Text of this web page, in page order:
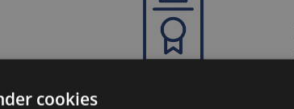
3. Få ditt personliga
cookies